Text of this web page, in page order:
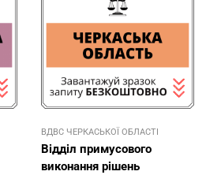
ВДВС ЧЕРКАСЬКОЇ ОБЛАСТІ
Відділ примусового
виконання рішень